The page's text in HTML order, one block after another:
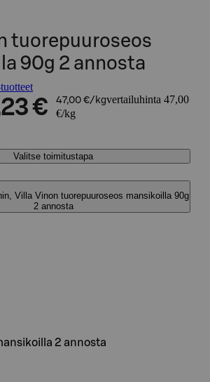
tuorepuuroseos
90g 2 annosta
€ 47,00 €/kgvertailuhinta 47,00
€/kg
Valitse toimitustapa
Villa Vinon tuorepuuroseos mansikoilla 90g
2 annosta
2 annosta